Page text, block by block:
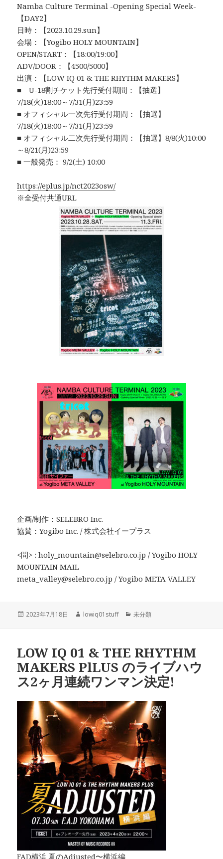
Namba Culture Terminal -Opening Special Week-
【DAY2】
日時：【2023.10.29.sun】
会場：【Yogibo HOLY MOUNTAIN】
OPEN/START：【18:00/19:00】
ADV/DOOR：【4500/5000】
出演：【LOW IQ 01 & THE RHYTHM MAKERS】
■ U-18割チケット先行受付期間：【抽選】
7/18(火)18:00～7/31(月)23:59
■ オフィシャル一次先行受付期間：【抽選】
7/18(火)18:00～7/31(月)23:59
■ オフィシャル二次先行受付期間：【抽選】8/8(火)10:00
～8/21(月)23:59
■ 一般発売： 9/2(土) 10:00
https://eplus.jp/nct2023osw/
※全受付共通URL
企画/制作：SELEBRO Inc.
協賛：Yogibo Inc. / 株式会社イープラス
<問> : holy_mountain@selebro.co.jp / Yogibo HOLY
MOUNTAIN MAIL
meta_valley@selebro.co.jp / Yogibo META VALLEY
投
2023年7月18日
作
lowiq01stuff
カ
ー
未分類
LOW IQ 01 & THE RHYTHM
MAKERS PlLUS のライブハウ
ス2ヶ月連続ワンマン決定!
FAD横浜 夏のAdjusted〜横浜編